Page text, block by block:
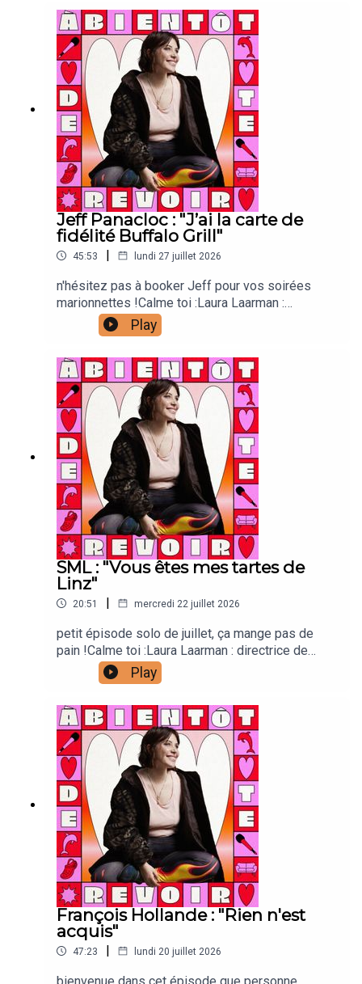
managementLucie Meslien : illustration
animation Lou Poincheval : chargée de
productionCaroline Bérault : illustrations Manon
Carrour : vignette Joanna & Gaspar : générique
Jeff Panacloc : "J’ai la carte de
fidélité Buffalo Grill"
45:53 | lundi 27 juillet 2026
n'hésitez pas à booker Jeff pour vos soirées
marionnettes !Calme toi :Laura Laarman :
directrice de production et direction
techniqueAntonia Louveau : community
animation Lou Poincheval : chargée de
productionCaroline Bérault : illustrations Manon
Carrour : vignette Joanna & Gaspar : générique
Play
SML : "Vous êtes mes tartes de
Linz"
20:51 | mercredi 22 juillet 2026
petit épisode solo de juillet, ça mange pas de
pain !Calme toi :Laura Laarman : directrice de
production et direction techniqueAntonia Louveau
: community managementLucie Meslien :
productionCaroline Bérault : illustrations Manon
Carrour : vignette Joanna & Gaspar : générique
Play
François Hollande : "Rien n'est
acquis"
47:23 | lundi 20 juillet 2026